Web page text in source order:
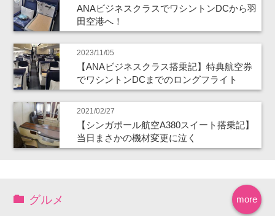
ANAビジネスクラスでワシントンDCから羽
田空港へ！
2023/11/05
【ANAビジネスクラス搭乗記】特典航空券
でワシントンDCまでのロングフライト
2021/02/27
【シンガポール航空A380スイート搭乗記】
当日まさかの機材変更に泣く
more
グルメ